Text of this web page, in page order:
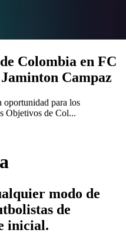
Colombia en FC
Campaz
oportunidad para los
Objetivos de Col...
modo de
de
inicial.